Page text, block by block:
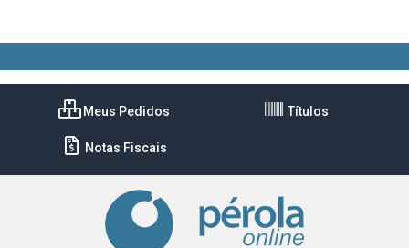
Meus Pedidos Títulos
Notas Fiscais